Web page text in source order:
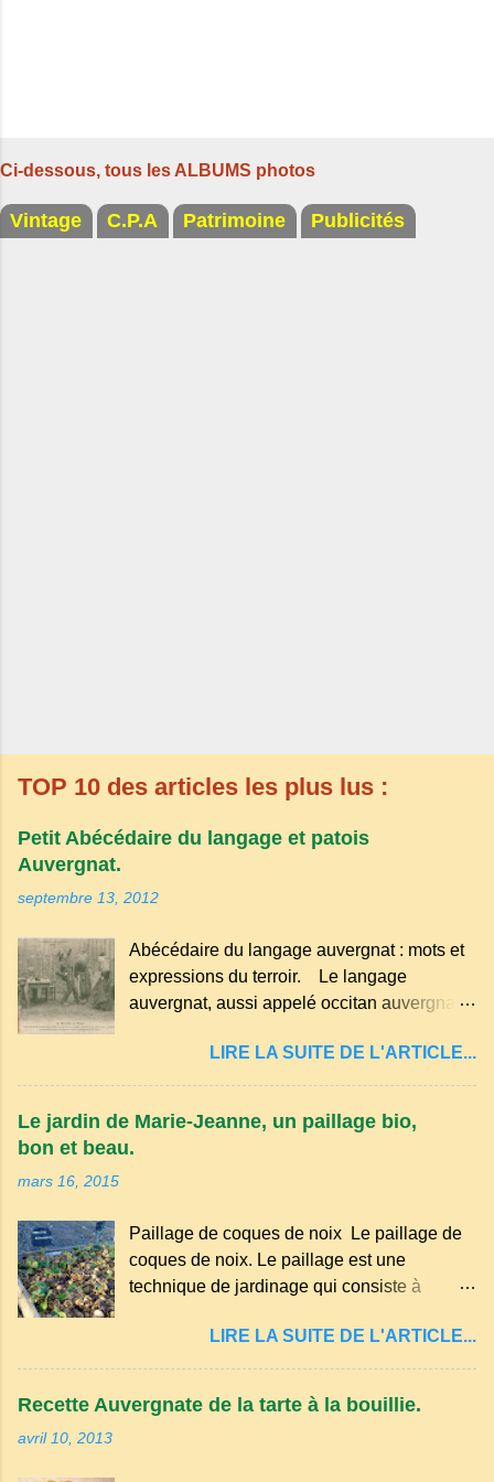
Ci-dessous, tous les ALBUMS photos
Vintage C.P.A Patrimoine Publicités
TOP 10 des articles les plus lus :
Petit Abécédaire du langage et patois
Auvergnat.
septembre 13, 2012
Abécédaire du langage auvergnat : mots et
expressions du terroir. Le langage
auvergnat, aussi appelé occitan auvergnat ,
principalement en Auvergne et dans
certaines parties du Massif central . Il
et est classé parmi les dialectes du nord-
Par exemple, on trouve des mots typiques
comme "agourer" (s'accroupir) ou "aze"
(âne, utilisé aussi pour désigner quelqu'un
Auvergne particulièrement du Puy-de-
Dôme . A Adrillier : arbres de la famille...
LIRE LA SUITE DE L'ARTICLE...
Le jardin de Marie-Jeanne, un paillage bio,
bon et beau.
mars 16, 2015
Paillage de coques de noix Le paillage de
coques de noix. Le paillage est une
technique de jardinage qui consiste à
organiques, minéraux ou synthétiques pour
le protéger et améliorer sa fertilité. Il
présente plusieurs avantages : Réduction
des arrosages : Le paillage limite
LIRE LA SUITE DE L'ARTICLE...
Recette Auvergnate de la tarte à la bouillie.
avril 10, 2013